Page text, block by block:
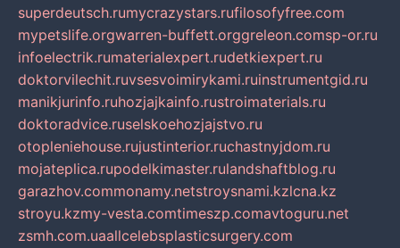
superdeutsch.rumycrazystars.rufilosofyfree.com
mypetslife.orgwarren-buffett.orggreleon.comsp-or.ru
infoelectrik.rumaterialexpert.rudetkiexpert.ru
doktorvilechit.ruvsesvoimirykami.ruinstrumentgid.ru
manikjurinfo.ruhozjajkainfo.rustroimaterials.ru
doktoradvice.ruselskoehozjajstvo.ru
otopleniehouse.rujustinterior.ruchastnyjdom.ru
mojateplica.rupodelkimaster.rulandshaftblog.ru
garazhov.commonamy.netstroysnami.kzlcna.kz
stroyu.kzmy-vesta.comtimeszp.comavtoguru.net
zsmh.com.uaallcelebsplasticsurgery.com